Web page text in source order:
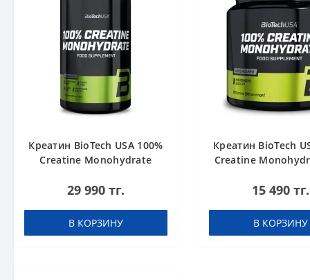
Креатин BioTech USA 100%
Creatine Monohydrate
29 990 тг.
В КОРЗИНУ
Креатин BioTech
Creatine
15 490 тг.
В КОРЗИНУ